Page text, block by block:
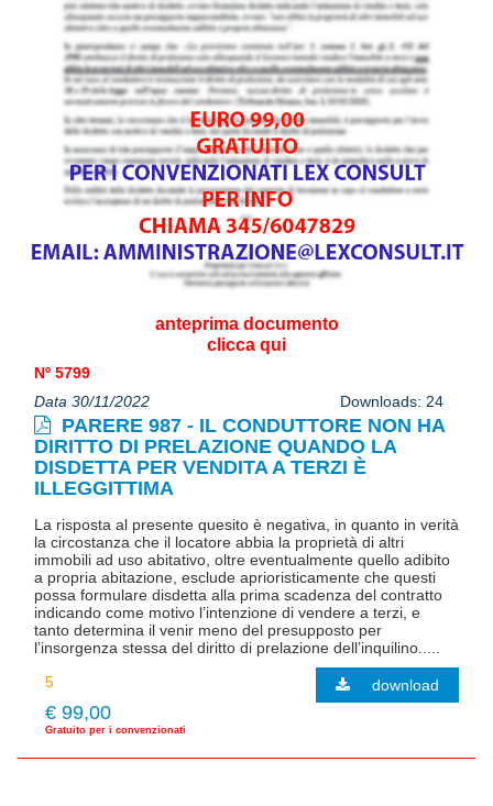
anteprima documento
clicca qui
Nº 5799
Data 30/11/2022
Downloads: 24
PARERE 987 - IL CONDUTTORE NON HA
DIRITTO DI PRELAZIONE QUANDO LA
DISDETTA PER VENDITA A TERZI È
ILLEGGITTIMA
La risposta al presente quesito è negativa, in quanto in verità
la circostanza che il locatore abbia la proprietà di altri
immobili ad uso abitativo, oltre eventualmente quello adibito
a propria abitazione, esclude aprioristicamente che questi
possa formulare disdetta alla prima scadenza del contratto
indicando come motivo l’intenzione di vendere a terzi, e
tanto determina il venir meno del presupposto per
l’insorgenza stessa del diritto di prelazione dell’inquilino.....
€ 99,00
Gratuito per i convenzionati
download